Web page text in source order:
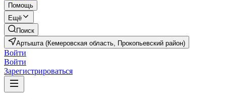
Помощь
Ещё
Поиск
Артышта (Кемеровская область, Прокопьевский район)
Войти
Войти
Зарегистрироваться